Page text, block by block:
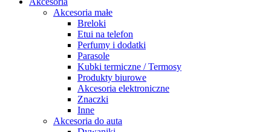
Akcesoria małe
Breloki
Etui na telefon
Perfumy i dodatki
Parasole
Kubki termiczne / Termosy
Produkty biurowe
Akcesoria elektroniczne
Znaczki
Inne
Akcesoria do auta